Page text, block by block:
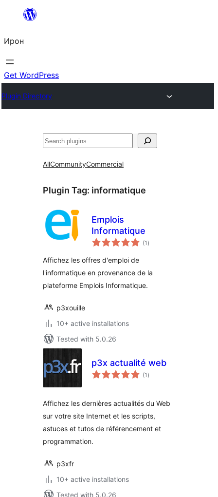
content
Ирон
Get WordPress
Plugin Directory
Агурын
AllCommunityCommercial
Plugin Tag: informatique
Emplois
Informatique
(1 total
ratings
)
Affichez les offres d'emploi de
l'informatique en provenance de la
plateforme Emplois Informatique.
p3xouille
10+ active installations
Tested with 5.0.26
p3x actualité web
(1 total
ratings
)
Affichez les dernières actualités du Web
sur votre site Internet et les scripts,
astuces et tutos de référencement et
programmation.
p3xfr
10+ active installations
Tested with 5.0.26